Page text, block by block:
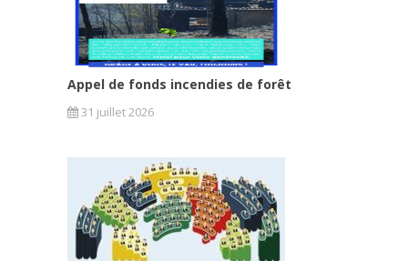
Appel de fonds incendies de forêt
31 juillet 2026